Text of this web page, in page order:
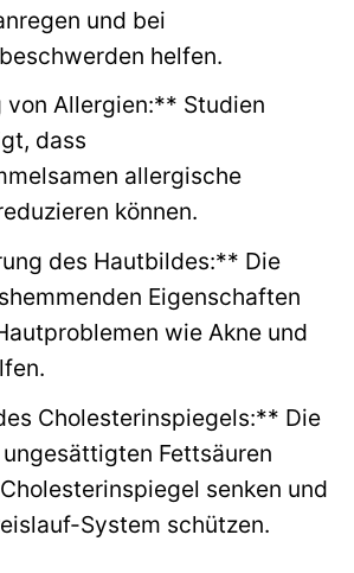
und bei
helfen.
Allergien:** Studien
dass
allergische
können.
des Hautbildes:** Die
Eigenschaften
wie Akne und
Cholesterinspiegels:** Die
Fettsäuren
senken und
System schützen.